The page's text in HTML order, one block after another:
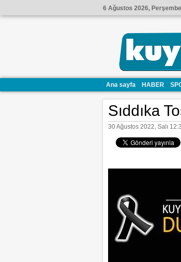
6 Ağustos 2026, Perşembe
Ana sayfa HABER
Sıddıka
30 Ağustos 2022, Salı